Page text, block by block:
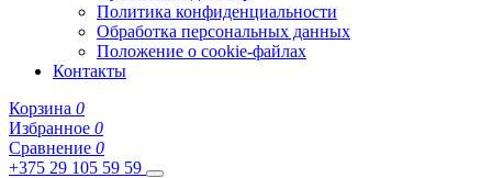
Политика конфиденциальности
Обработка персональных данных
Положение о cookie-файлах
Контакты
Корзина 0
Избранное 0
Сравнение 0
+375 29 105 59 59